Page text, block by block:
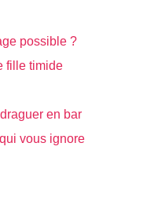
possible ?
fille timide
en bar
vous ignore